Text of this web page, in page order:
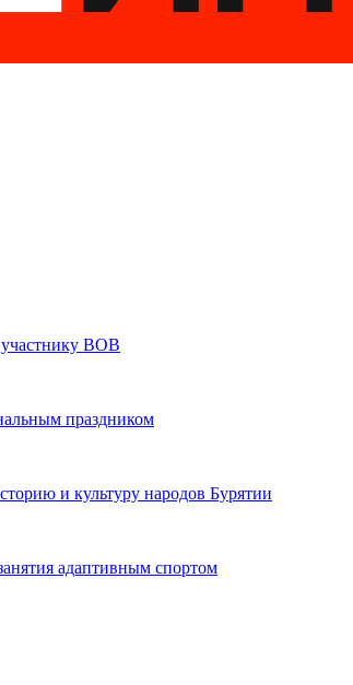
участнику ВОВ
праздником
и культуру народов Бурятии
адаптивным спортом